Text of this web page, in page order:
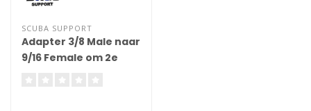
SCUBA SUPPORT
Adapter 3/8 Male naar
9/16 Female om 2e